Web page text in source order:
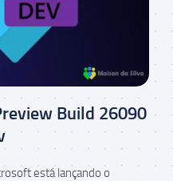
Build 26090
está lançando o